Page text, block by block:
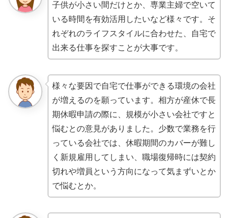
子供が小さい間だけとか、専業主婦で空いて
いる時間を有効活用したいなど様々です。そ
れぞれのライフスタイルに合わせた、自宅で
出来る仕事を探すことが大事です。
様々な要因で自宅で仕事ができる環境の会社
が増えるのを願っています。相方が産休で長
期休暇申請の際に、規模が小さい会社ですと
悩むとの意見がありました。少数で業務を行
っている会社では、休暇期間のカバーが難し
く新規雇用してしまい、職場復帰時には契約
切れや増員という方向になって気まずいとか
で悩むとか。